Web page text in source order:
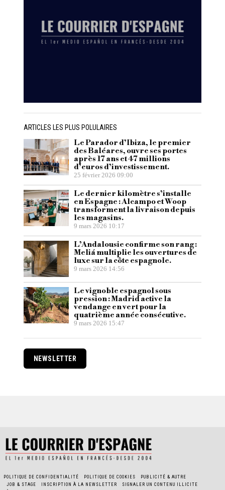
ARTICLES LES PLUS POLULAIRES
Le Parador d’Ibiza, le premier
des Baléares, ouvre ses portes
après 17 ans et 47 millions
d’euros d’investissement.
25 février 2026 09:00
Le dernier kilomètre s’installe
en Espagne : Alcampo et Woop
transforment la livraison depuis
les magasins.
9 mars 2026 10:17
L’Andalousie confirme son rang :
Meliá multiplie les ouvertures de
luxe sur la côte espagnole.
9 mars 2026 14:56
Le vignoble espagnol sous
pression : Madrid active la
vendange en vert pour la
quatrième année consécutive.
9 mars 2026 15:47
NEWSLETTER
POLITIQUE DE CONFIDENTIALITÉ POLITIQUE DE COOKIES
PUBLICITÉ & AUTRE
JOB & STAGE
INSCRIPTION À LA NEWSLETTER
SIGNALER UN CONTENU ILLICITE